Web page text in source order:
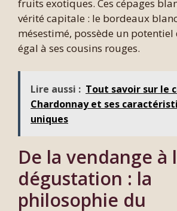
fruits exotiques. Ces cépages
vérité capitale : le bordeaux
mésestimé, possède un
égal à ses cousins rouges.
Lire aussi : Tout savoir sur le
Chardonnay et ses
uniques
De la vendange à
dégustation : la
philosophie du